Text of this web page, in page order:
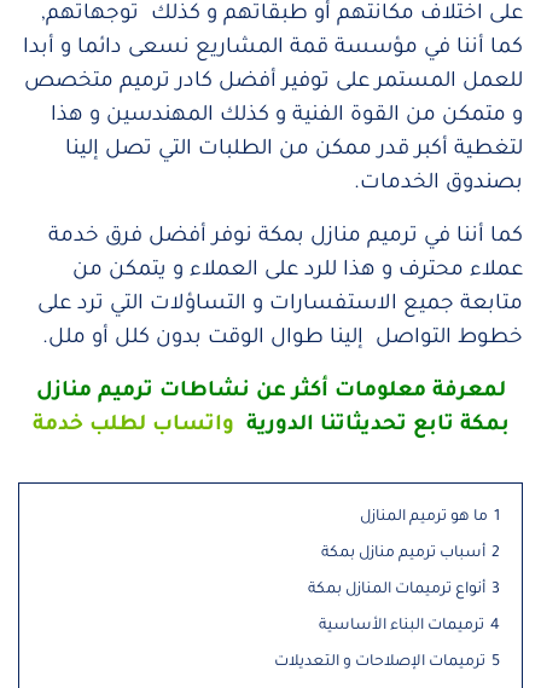
على اختلاف مكانتهم أو طبقاتهم و كذلك توجهاتهم,
كما أننا في مؤسسة قمة المشاريع نسعى دائما و أبدا
للعمل المستمر على توفير أفضل كادر ترميم متخصص
و متمكن من القوة الفنية و كذلك المهندسين و هذا
لتغطية أكبر قدر ممكن من الطلبات التي تصل إلينا
بصندوق الخدمات.
كما أننا في ترميم منازل بمكة نوفر أفضل فرق خدمة
عملاء محترف و هذا للرد على العملاء و يتمكن من
متابعة جميع الاستفسارات و التساؤلات التي ترد على
خطوط التواصل إلينا طوال الوقت بدون كلل أو ملل.
لمعرفة معلومات أكثر عن نشاطات ترميم منازل
بمكة تابع تحديثاتنا الدورية واتساب لطلب خدمة
1 ما هو ترميم المنازل
2 أسباب ترميم منازل بمكة
3 أنواع ترميمات المنازل بمكة
4 ترميمات البناء الأساسية
5 ترميمات الإصلاحات و التعديلات